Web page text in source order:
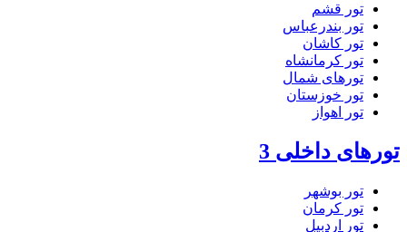
تور قشم
تور بندرعباس
تور کاشان
تور کرمانشاه
تورهای شمال
تور خوزستان
تور اهواز
تورهای داخلی 3
تور بوشهر
تور کرمان
تور اردبیل